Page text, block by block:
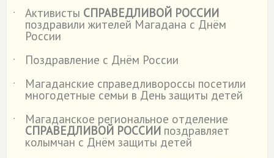
˙ Активисты СПРАВЕДЛИВОЙ РОССИИ
поздравили жителей Магадана с Днём
России
˙
Поздравление с Днём России
˙
Магаданские справедливороссы посетили
многодетные семьи в День защиты детей
˙
Магаданское региональное отделение
СПРАВЕДЛИВОЙ РОССИИ поздравляет
колымчан с Днём защиты детей